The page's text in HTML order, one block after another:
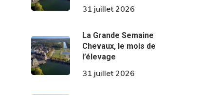
31 juillet 2026
La Grande Semaine
Chevaux, le mois de
l’élevage
31 juillet 2026